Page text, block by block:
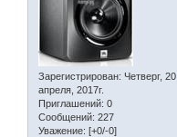
Зарегистрирован: Четверг, 20
апреля, 2017г.
Приглашений: 0
Сообщений: 227
Уважение: [+0/-0]